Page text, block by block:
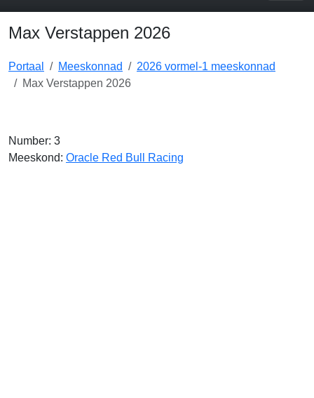
Max Verstappen 2026
Portaal Meeskonnad
2026 vormel-1 meeskonnad
Max Verstappen 2026
Number: 3
Meeskond: Oracle Red Bull Racing